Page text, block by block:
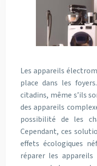
Les appareils
place dans les
citadins, même s’ils
des appareils
possibilité de les
Cependant, ces
effets écologiques
réparer les